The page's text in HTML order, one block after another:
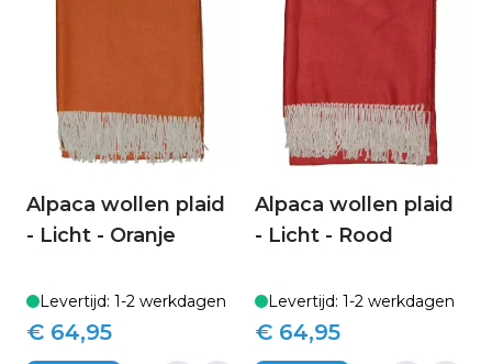
Alpaca wollen plaid
- Licht - Oranje
Levertijd: 1-2 werkdagen
€ 64,95
Alpaca wollen plaid
- Licht - Rood
Levertijd: 1-2 werkdagen
€ 64,95